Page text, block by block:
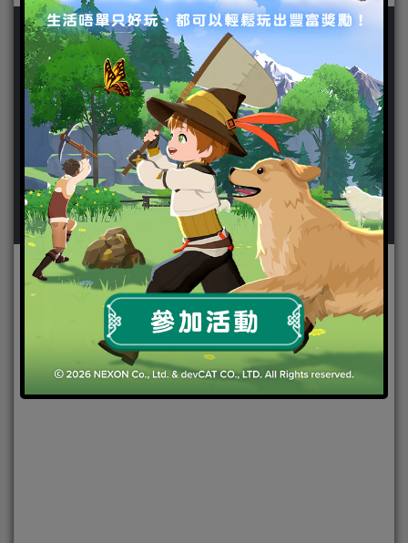
作者：粉紅大少爺